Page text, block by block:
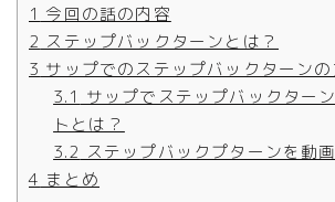
1 今回の話の内容
2 ステップバックターンとは？
3 サップでのステップバックターンの
3.1 サップでステップバックター
トとは？
3.2 ステップバックプターンを動
4 まとめ